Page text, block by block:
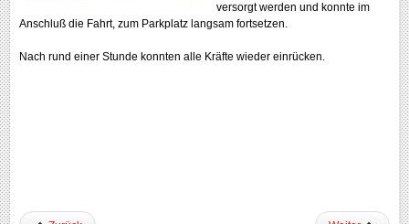
versorgt werden und konnte im
Anschluß die Fahrt, zum Parkplatz langsam fortsetzen.
Nach rund einer Stunde konnten alle Kräfte wieder einrücken.